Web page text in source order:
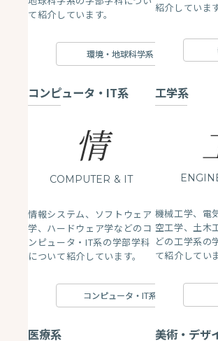
て紹介しています。
環境・地球科学系
紹介しています
コンピュータ・IT系
情
COMPUTER & IT
情報システム、ソフトウェア
学、ハードウェア学などのコ
ンピュータ・IT系の学部学科
について紹介しています。
コンピュータ・IT系
工学系
機械工学、電
空工学、土木
どの工学系の
て紹介してい
医療系 美術・デザ